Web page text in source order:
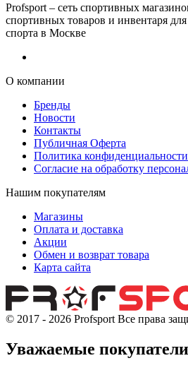
Profsport – сеть спортивных
спортивных товаров и инвентаря
спорта в Москве
О компании
Бренды
Новости
Контакты
Публичная Оферта
Политика конфиденциальности
Согласие на обработку
Нашим покупателям
Магазины
Оплата и доставка
Акции
Обмен и возврат товара
Карта сайта
© 2017 - 2026 ProfsportВсе права
Уважаемые